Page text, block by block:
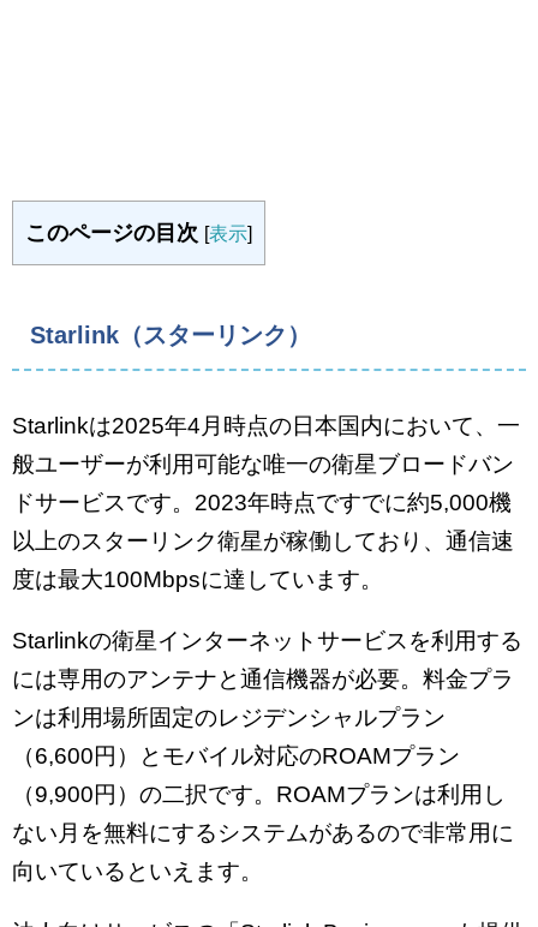
このページの目次 [表示]
Starlink（スターリンク）
Starlinkは2025年4月時点の日本国内において、一
般ユーザーが利用可能な唯一の衛星ブロードバン
ドサービスです。2023年時点ですでに約5,000機
以上のスターリンク衛星が稼働しており、通信速
度は最大100Mbpsに達しています。
Starlinkの衛星インターネットサービスを利用する
には専用のアンテナと通信機器が必要。料金プラ
ンは利用場所固定のレジデンシャルプラン
（6,600円）とモバイル対応のROAMプラン
（9,900円）の二択です。ROAMプランは利用し
ない月を無料にするシステムがあるので非常用に
向いているといえます。